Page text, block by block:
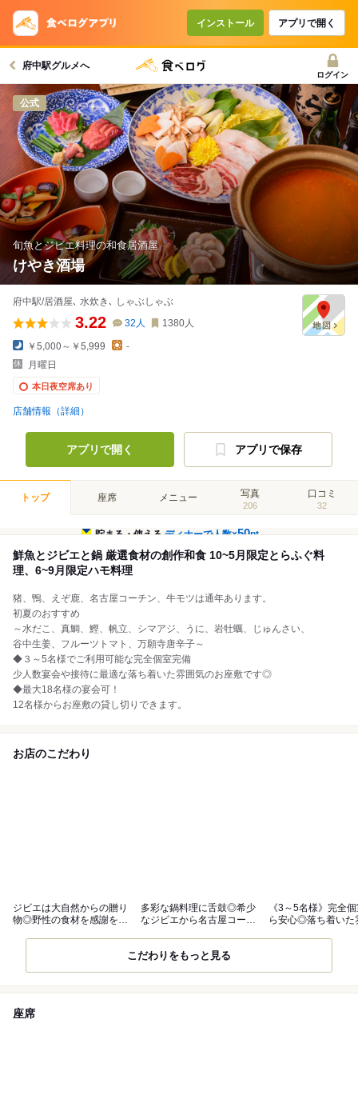
インストール アプリで開く
府中駅グルメへ
ログイン
公式
旬魚とジビエ料理の和食居酒屋
けやき酒場
府中駅/居酒屋､ 水炊き､ しゃぶしゃぶ
3.22 32 人 1380人
￥5,000～￥5,999
-
月曜日
本日夜空席あり
店舗情報（詳細）
アプリで開く アプリで保存
トップ 座席 メニュー 写真
206
口コミ
32
貯まる・使えるディナーで人数×50pt
鮮魚とジビエと鍋 厳選食材の創作和食 10~5月限定とらふぐ料
理、6~9月限定ハモ料理
猪、鴨、えぞ鹿、名古屋コーチン、牛モツは通年あります。
初夏のおすすめ
～水だこ、真鯛、鰹、帆立、シマアジ、うに、岩牡蠣、じゅんさい、
谷中生姜、フルーツトマト、万願寺唐辛子～
◆３～5名様でご利用可能な完全個室完備
少人数宴会や接待に最適な落ち着いた雰囲気のお座敷です◎
◆最大18名様の宴会可！
12名様からお座敷の貸し切りできます。
お店のこだわり
ジビエは大自然からの贈り
物◎野性の食材を感謝を込
多彩な鍋料理に舌鼓◎希少
なジビエから名古屋コーチ
《3～5名様》完全
ら安心◎落ち着いた
こだわりをもっと見る
座席